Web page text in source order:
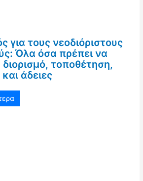
για τους νεοδιόριστους
Όλα όσα πρέπει να
διορισμό, τοποθέτηση,
άδειες